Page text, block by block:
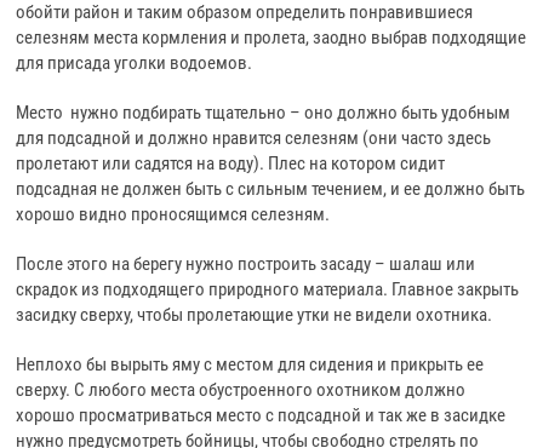
обойти район и таким образом определить понравившиеся
селезням места кормления и пролета, заодно выбрав подходящие
для присада уголки водоемов.
Место нужно подбирать тщательно – оно должно быть удобным
для подсадной и должно нравится селезням (они часто здесь
пролетают или садятся на воду). Плес на котором сидит
подсадная не должен быть с сильным течением, и ее должно быть
хорошо видно проносящимся селезням.
После этого на берегу нужно построить засаду – шалаш или
скрадок из подходящего природного материала. Главное закрыть
засидку сверху, чтобы пролетающие утки не видели охотника.
Неплохо бы вырыть яму с местом для сидения и прикрыть ее
сверху. С любого места обустроенного охотником должно
хорошо просматриваться место с подсадной и так же в засидке
нужно предусмотреть бойницы, чтобы свободно стрелять по